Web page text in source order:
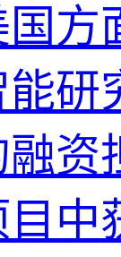
方
研
融资
目中